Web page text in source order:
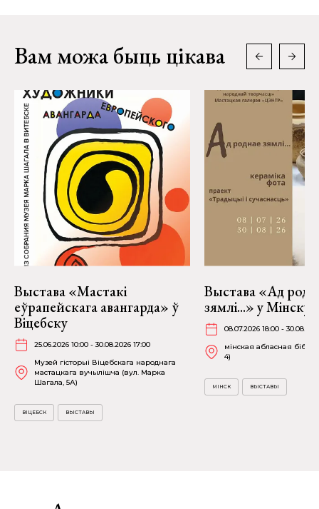
Вам можа быць цікава
Выстава «Мастакі
еўрапейскага авангарда» ў
Віцебску
25.06.2026 10:00 - 30.08.2026 17:00
Музей гісторыі Віцебскага народнага
мастацкага вучылішча (вул. Марка
Шагала, 5А)
ВІЦЕБСК ВЫСТАВЫ
Выстава «Ад
зямлі...» у Мінску
08.07.2026 18:00 -
мінская абласная
4)
МІНСК ВЫСТАВЫ